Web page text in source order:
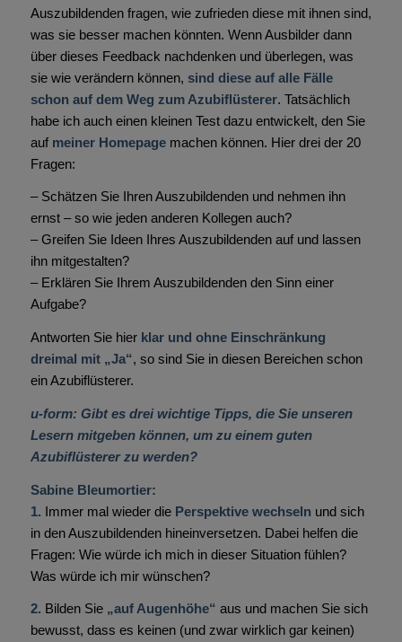
Auszubildenden fragen, wie zufrieden diese mit ihnen sind,
was sie besser machen könnten. Wenn Ausbilder dann
über dieses Feedback nachdenken und überlegen, was
sie wie verändern können, sind diese auf alle Fälle
schon auf dem Weg zum Azubiflüsterer. Tatsächlich
habe ich auch einen kleinen Test dazu entwickelt, den Sie
auf meiner Homepagemachen können. Hier drei der 20
Fragen:
– Schätzen Sie Ihren Auszubildenden und nehmen ihn
ernst – so wie jeden anderen Kollegen auch?
– Greifen Sie Ideen Ihres Auszubildenden auf und lassen
ihn mitgestalten?
– Erklären Sie Ihrem Auszubildenden den Sinn einer
Aufgabe?
Antworten Sie hier klar und ohne Einschränkung
dreimal mit „Ja“, so sind Sie in diesen Bereichen schon
ein Azubiflüsterer.
u-form: Gibt es drei wichtige Tipps, die Sie unseren
Lesern mitgeben können, um zu einem guten
Azubiflüsterer zu werden?
Sabine Bleumortier:
1. Immer mal wieder die Perspektive wechselnund sich
in den Auszubildenden hineinversetzen. Dabei helfen die
Fragen: Wie würde ich mich in dieser Situation fühlen?
Was würde ich mir wünschen?
2. Bilden Sie „auf Augenhöhe“ aus und machen Sie sich
bewusst, dass es keinen (und zwar wirklich gar keinen)